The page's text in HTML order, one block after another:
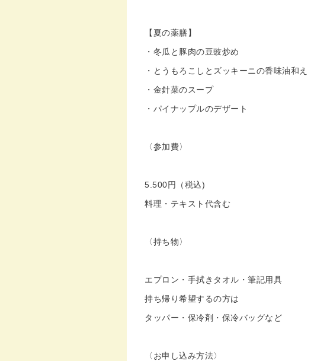
【夏の薬膳】
・冬瓜と豚肉の豆豉炒め
・とうもろこしとズッキーニの香味油和え
・金針菜のスープ
・パイナップルのデザート
〈参加費〉
5.500円（税込)
料理・テキスト代含む
〈持ち物〉
エプロン・手拭きタオル・筆記用具
持ち帰り希望するの方は
タッパー・保冷剤・保冷バッグなど
〈お申し込み方法〉